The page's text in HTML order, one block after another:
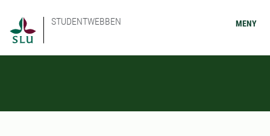
STUDENTWEBBEN MENY